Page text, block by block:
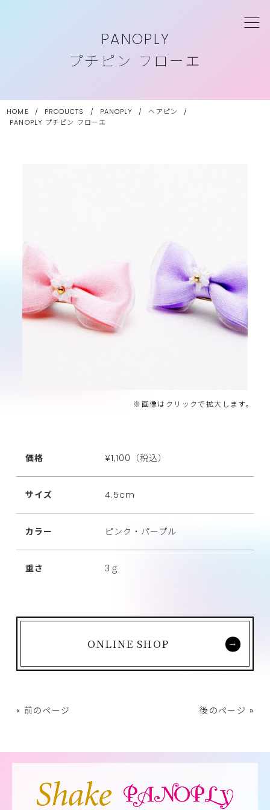
PANOPLY
プチピン フローエ
HOME / PRODUCTS / PANOPLY / ヘアピン
/
PANOPLY プチピン フローエ
※画像はクリックで拡大します。
価格 ¥1,100（税込）
サイズ 4.5cm
カラー ピンク・パープル
重さ 3ｇ
ONLINE SHOP
« 前のページ 後のページ »